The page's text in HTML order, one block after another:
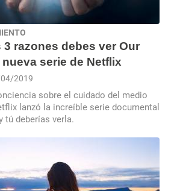
3 razones debes ver Our
nueva serie de Netflix
2019
sobre el cuidado del medio
lanzó la increíble serie documental
tú deberías verla.